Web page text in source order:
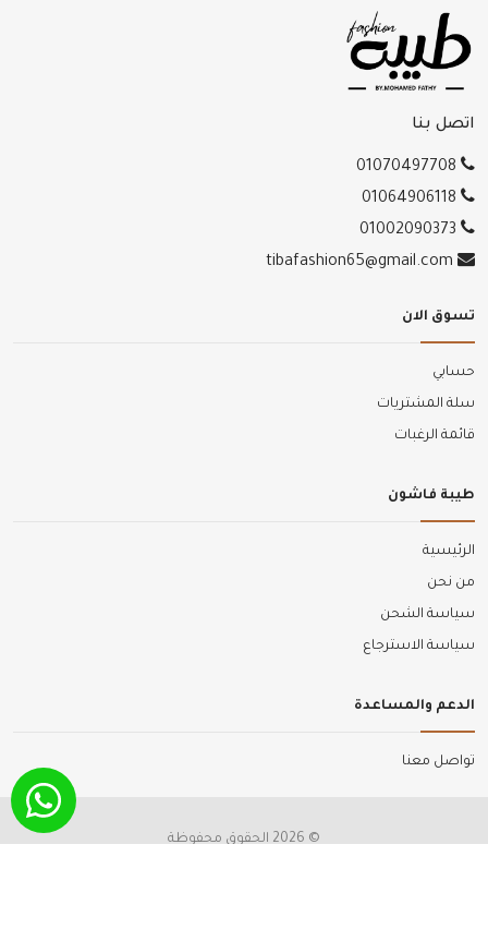
اتصل بنا
تسوق الان
حسابي
سلة المشتريات
قائمة الرغبات
طيبة فاشون
الرئيسية
من نحن
سياسة الشحن
سياسة الاسترجاع
الدعم والمساعدة
تواصل معنا
© 2026 الحقوق محفوظة